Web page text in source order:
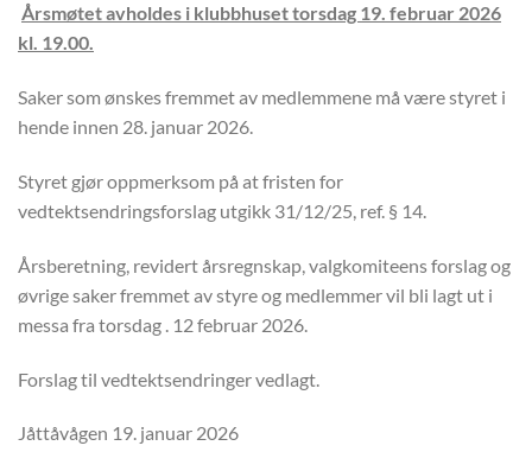
Årsmøtet avholdes i klubbhuset torsdag 19. februar 2026
kl. 19.00.
Saker som ønskes fremmet av medlemmene må være styret i
hende innen 28. januar 2026.
Styret gjør oppmerksom på at fristen for
vedtektsendringsforslag utgikk 31/12/25, ref. § 14.
Årsberetning, revidert årsregnskap, valgkomiteens forslag og
øvrige saker fremmet av styre og medlemmer vil bli lagt ut i
messa fra torsdag . 12 februar 2026.
Forslag til vedtektsendringer vedlagt.
Jåttåvågen 19. januar 2026